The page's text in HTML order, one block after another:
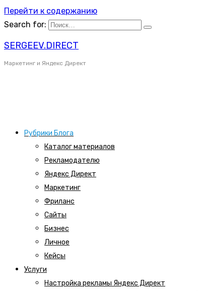
Перейти к содержанию
Search for:
SERGEEV.DIRECT
Маркетинг и Яндекс Директ
Рубрики Блога
Каталог материалов
Рекламодателю
Яндекс Директ
Маркетинг
Фриланс
Сайты
Бизнес
Личное
Кейсы
Услуги
Настройка рекламы Яндекс Директ